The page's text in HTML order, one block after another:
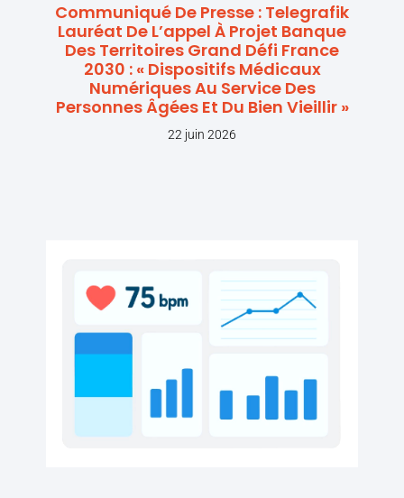
Communiqué De Presse : Telegrafik
Lauréat De L’appel À Projet Banque
Des Territoires Grand Défi France
2030 : « Dispositifs Médicaux
Numériques Au Service Des
Personnes Âgées Et Du Bien Vieillir »
22 juin 2026